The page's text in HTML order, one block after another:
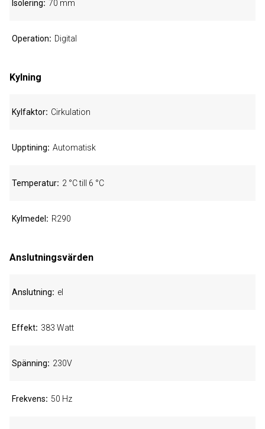
Isolering 70 mm
Operation Digital
Kylning
Kylfaktor Cirkulation
Upptining Automatisk
Temperatur 2 °C till 6 °C
Kylmedel R290
Anslutningsvärden
Anslutning el
Effekt 383 Watt
Spänning 230V
Frekvens 50 Hz